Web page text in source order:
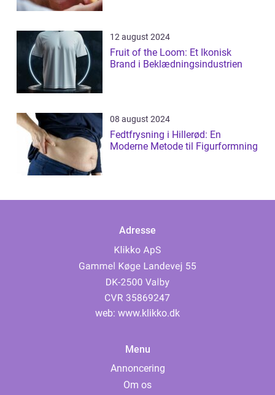
12 august 2024
Fruit of the Loom: Et Ikonisk
Brand i Beklædningsindustrien
08 august 2024
Fedtfrysning i Hillerød: En
Moderne Metode til Figurformning
Adresse
web: www.klikko.dk
Menu
Annoncering
Om os